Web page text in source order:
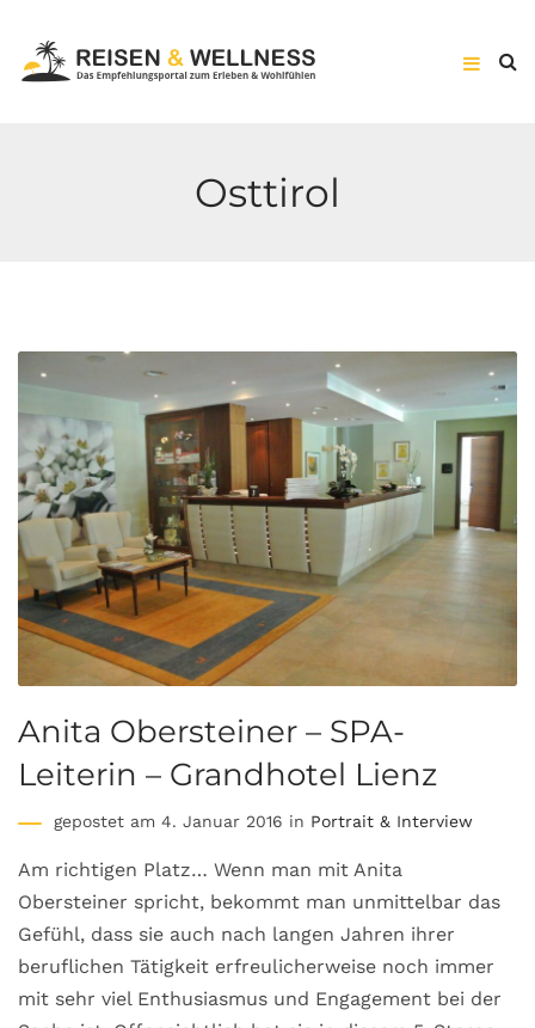
Osttirol
Anita Obersteiner – SPA-
Leiterin – Grandhotel Lienz
gepostet am 4. Januar 2016 in Portrait & Interview
Am richtigen Platz… Wenn man mit Anita
Obersteiner spricht, bekommt man unmittelbar das
Gefühl, dass sie auch nach langen Jahren ihrer
beruflichen Tätigkeit erfreulicherweise noch immer
mit sehr viel Enthusiasmus und Engagement bei der